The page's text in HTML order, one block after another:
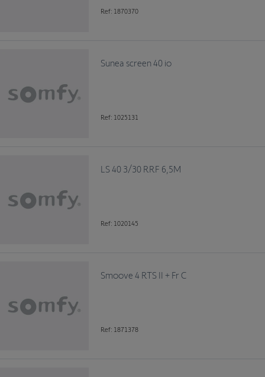
Ref: 1870370
Sunea screen 40 io
Ref: 1025131
LS 40 3/30 RRF 6,5M
Ref: 1020145
Smoove 4 RTS II + Fr C
Ref: 1871378